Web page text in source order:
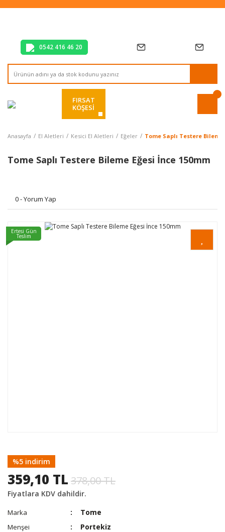
Tüm Alışverişlerde Vade Farksız 2 Taksit!
0542 416 46 20
FIRSAT
KÖŞESİ
Anasayfa El Aletleri Kesici El Aletleri Eğeler Tome Saplı Testere Bileme
Tome Saplı Testere Bileme Eğesi İnce 150mm
0 - Yorum Yap
Ertesi Gün
Teslim
%5 indirim
359,10 TL 378,00 TL
Fiyatlara KDV dahildir.
Marka Tome
Menşei Portekiz